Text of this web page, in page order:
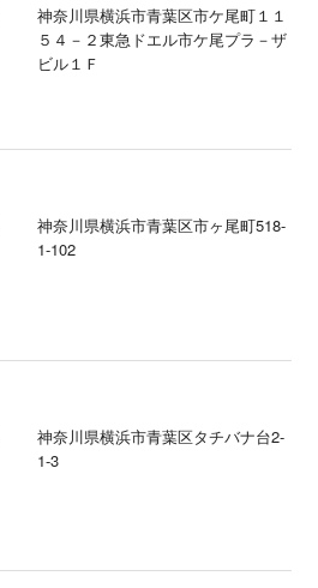
神奈川県横浜市青葉区市ケ尾町１１
５４－２東急ドエル市ケ尾プラ－ザ
ビル１Ｆ
神奈川県横浜市青葉区市ヶ尾町518-
1-102
神奈川県横浜市青葉区タチバナ台2-
1-3